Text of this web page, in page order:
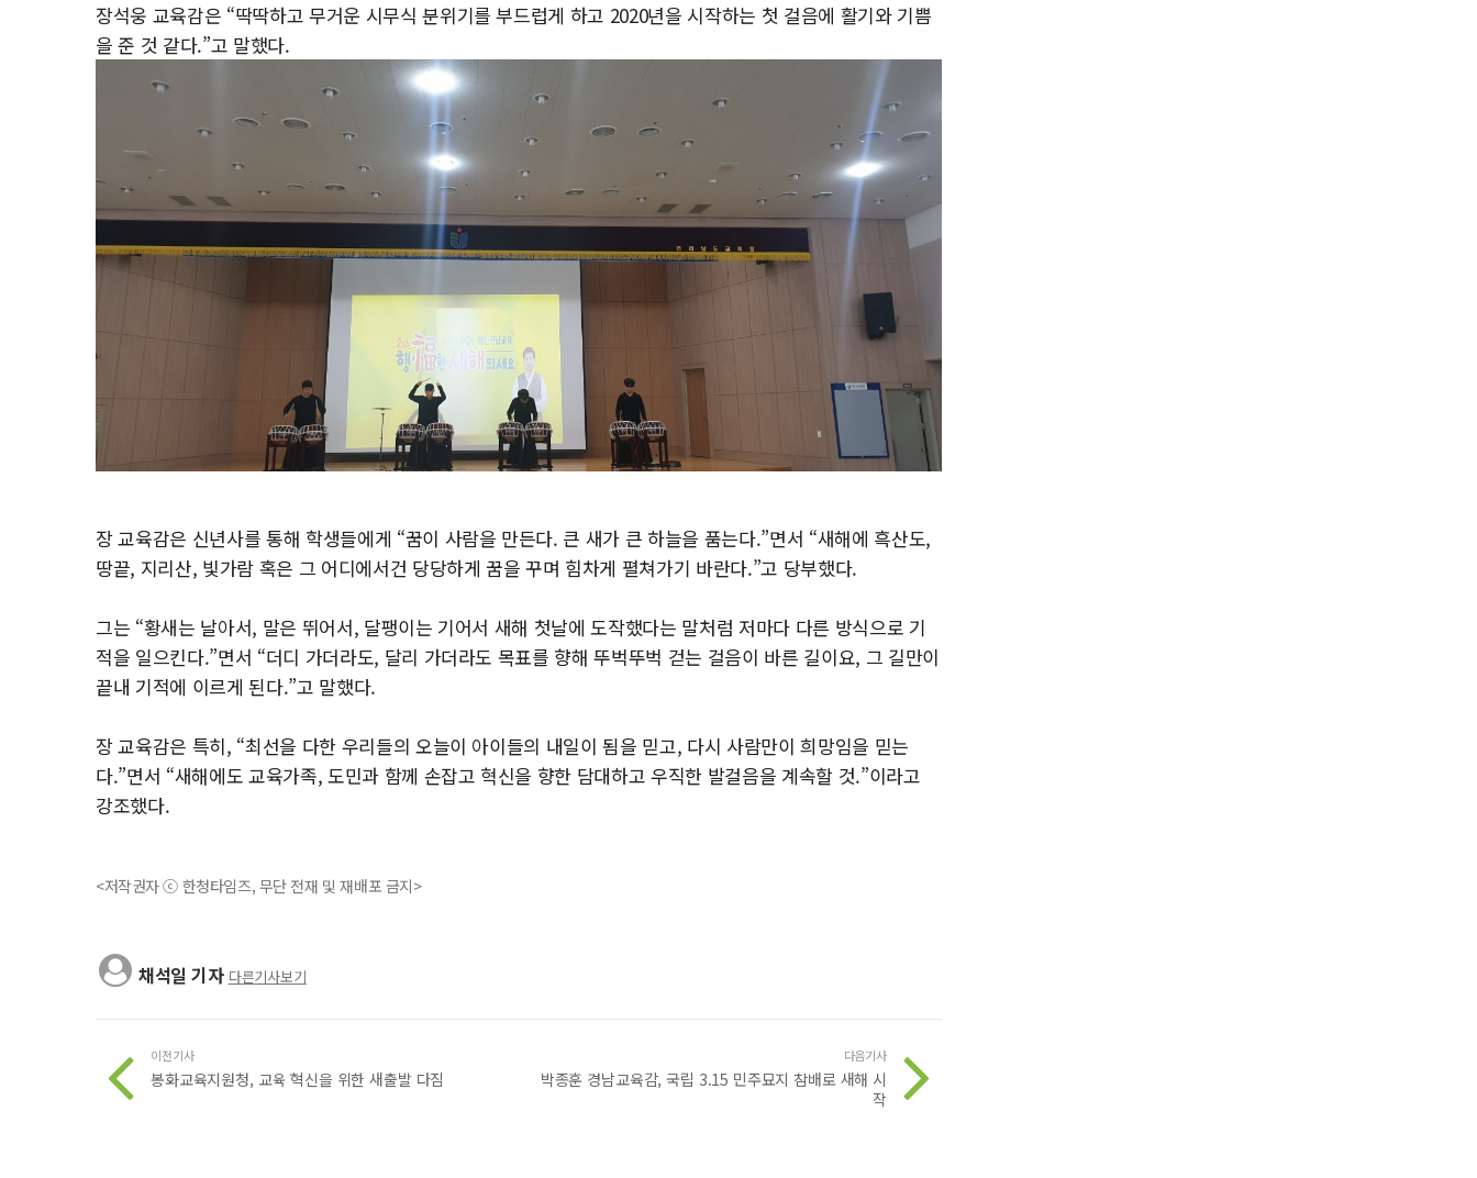
장석웅 교육감은 “딱딱하고 무거운 시무식 분위기를 부드럽게 하고 2020년을 시작하는 첫 걸음에 활기와 기쁨
을 준 것 같다.”고 말했다.
장 교육감은 신년사를 통해 학생들에게 “꿈이 사람을 만든다. 큰 새가 큰 하늘을 품는다.”면서 “새해에 흑산도,
땅끝, 지리산, 빛가람 혹은 그 어디에서건 당당하게 꿈을 꾸며 힘차게 펼쳐가기 바란다.”고 당부했다.
그는 “황새는 날아서, 말은 뛰어서, 달팽이는 기어서 새해 첫날에 도작했다는 말처럼 저마다 다른 방식으로 기
적을 일으킨다.”면서 “더디 가더라도, 달리 가더라도 목표를 향해 뚜벅뚜벅 걷는 걸음이 바른 길이요, 그 길만이
끝내 기적에 이르게 된다.”고 말했다.
장 교육감은 특히, “최선을 다한 우리들의 오늘이 아이들의 내일이 됨을 믿고, 다시 사람만이 희망임을 믿는
다.”면서 “새해에도 교육가족, 도민과 함께 손잡고 혁신을 향한 담대하고 우직한 발걸음을 계속할 것.”이라고
강조했다.
<저작권자 ⓒ 한청타임즈, 무단 전재 및 재배포 금지>
채석일 기자 다른기사보기
이전기사
봉화교육지원청, 교육 혁신을 위한 새출발 다짐
다음기사
박종훈 경남교육감, 국립 3.15 민주묘지 참배로 새해 시
작